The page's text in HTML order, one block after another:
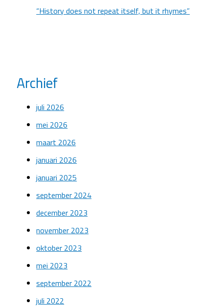
“History does not repeat itself, but it rhymes”
Archief
juli 2026
mei 2026
maart 2026
januari 2026
januari 2025
september 2024
december 2023
november 2023
oktober 2023
mei 2023
september 2022
juli 2022